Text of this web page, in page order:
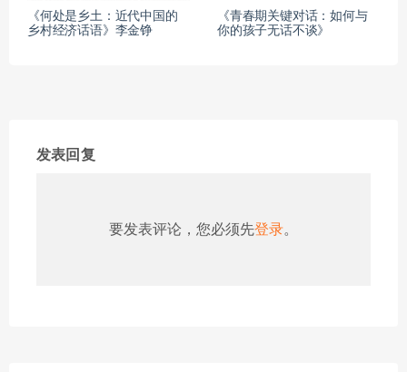
《何处是乡土：近代中国的
乡村经济话语》李金铮
《青春期关键对话：如何与
你的孩子无话不谈》
发表回复
要发表评论，您必须先登录。